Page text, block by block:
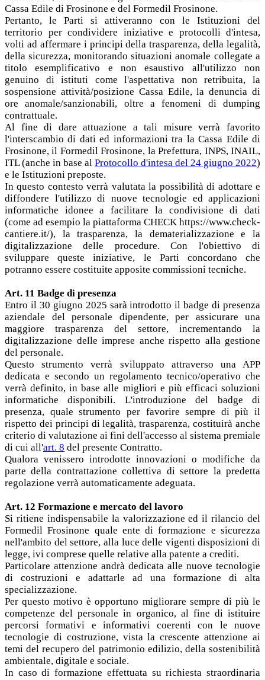
Cassa Edile di Frosinone e del Formedil Frosinone.
Pertanto, le Parti si attiveranno con le Istituzioni del
territorio per condividere iniziative e protocolli d'intesa,
volti ad affermare i principi della trasparenza, della legalità,
della sicurezza, monitorando situazioni anomale collegate a
titolo esemplificativo e non esaustivo all'utilizzo non
genuino di istituti come l'aspettativa non retribuita, la
sospensione attività/posizione Cassa Edile, la denuncia di
ore anomale/sanzionabili, oltre a fenomeni di dumping
contrattuale.
Al fine di dare attuazione a tali misure verrà favorito
l'interscambio di dati ed informazioni tra la Cassa Edile di
Frosinone, il Formedil Frosinone, la Prefettura, INPS, INAIL,
ITL (anche in base al Protocollo d'intesa del 24 giugno 2022)
e le Istituzioni preposte.
In questo contesto verrà valutata la possibilità di adottare e
diffondere l'utilizzo di nuove tecnologie ed applicazioni
informatiche idonee a facilitare la condivisione di dati
(come ad esempio la piattaforma CHECK https://www.check-
cantiere.it/), la trasparenza, la dematerializzazione e la
digitalizzazione delle procedure. Con l'obiettivo di
sviluppare queste iniziative, le Parti concordano che
potranno essere costituite apposite commissioni tecniche.
Art. 11 Badge di presenza
Entro il 30 giugno 2025 sarà introdotto il badge di presenza
aziendale del personale dipendente, per assicurare una
maggiore trasparenza del settore, incrementando la
digitalizzazione delle imprese anche rispetto alla gestione
del personale.
Questo strumento verrà sviluppato attraverso una APP
dedicata e secondo un regolamento tecnico/operativo che
verrà definito, in base alle migliori e più efficaci soluzioni
informatiche disponibili. L'introduzione del badge di
presenza, quale strumento per favorire sempre di più il
rispetto dei principi di legalità, trasparenza, costituirà anche
criterio di valutazione ai fini dell'accesso al sistema premiale
di cui all'art. 8 del presente Contratto.
Qualora venissero introdotte innovazioni o modifiche da
parte della contrattazione collettiva di settore la predetta
regolazione verrà automaticamente adeguata.
Art. 12 Formazione e mercato del lavoro
Si ritiene indispensabile la valorizzazione ed il rilancio del
Formedil Frosinone quale ente di formazione e sicurezza
nell'ambito del settore, alla luce delle vigenti disposizioni di
legge, ivi comprese quelle relative alla patente a crediti.
Particolare attenzione andrà dedicata alle nuove tecnologie
di costruzioni e adattarle ad una formazione di alta
specializzazione.
Per questo motivo è opportuno migliorare sempre di più le
competenze del personale in organico, al fine di istituire
percorsi formativi e informativi coerenti con le nuove
tecnologie di costruzione, vista la crescente attenzione ai
temi del recupero del patrimonio edilizio, della sostenibilità
ambientale, digitale e sociale.
In caso di formazione effettuata su richiesta straordinaria